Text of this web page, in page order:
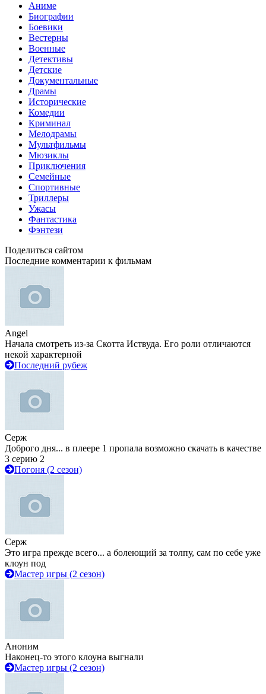
Аниме
Биографии
Боевики
Вестерны
Военные
Детективы
Детские
Документальные
Драмы
Исторические
Комедии
Криминал
Мелодрамы
Мультфильмы
Мюзиклы
Приключения
Семейные
Спортивные
Триллеры
Ужасы
Фантастика
Фэнтези
Поделиться сайтом
Последние комментарии к фильмам
Angel
Начала смотреть из-за Скотта Иствуда. Его роли отличаются
некой характерной
Последний рубеж
Серж
Доброго дня... в плеере 1 пропала возможно скачать в качестве
3 серию 2
Погоня (2 сезон)
Серж
Это игра прежде всего... а болеющий за толпу, сам по себе уже
клоун под
Мастер игры (2 сезон)
Аноним
Наконец-то этого клоуна выгнали
Мастер игры (2 сезон)